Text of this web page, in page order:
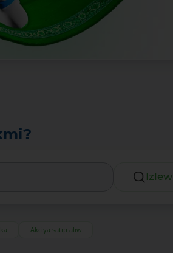
Izlew
Akciya satıp alıw